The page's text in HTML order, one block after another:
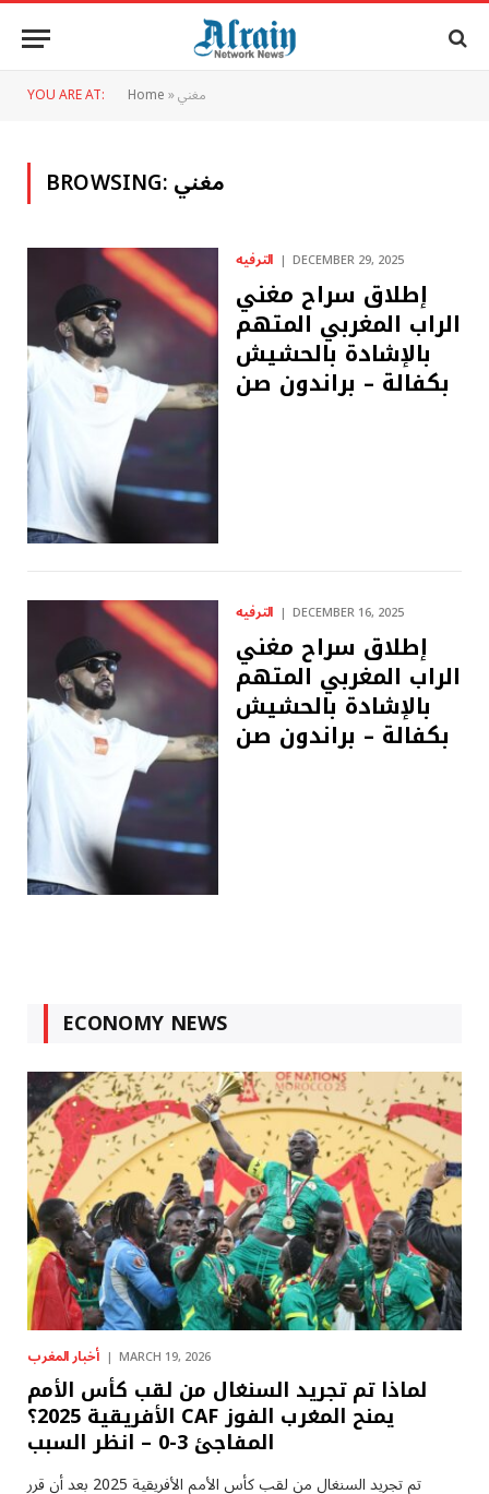
YOU ARE AT: Home»مغني
BROWSING:مغني
الترفيه DECEMBER 29, 2025
إطلاق سراح مغني
الراب المغربي المتهم
بالإشادة بالحشيش
بكفالة – ​​براندون صن
الترفيه DECEMBER 16, 2025
إطلاق سراح مغني
الراب المغربي المتهم
بالإشادة بالحشيش
بكفالة – ​​براندون صن
ECONOMY NEWS
أخبار المغرب MARCH 19, 2026
لماذا تم تجريد السنغال من لقب كأس الأمم
الأفريقية 2025؟ CAF يمنح المغرب الفوز
المفاجئ 3-0 – انظر السبب
تم تجريد السنغال من لقب كأس الأمم الأفريقية 2025 بعد أن قرر